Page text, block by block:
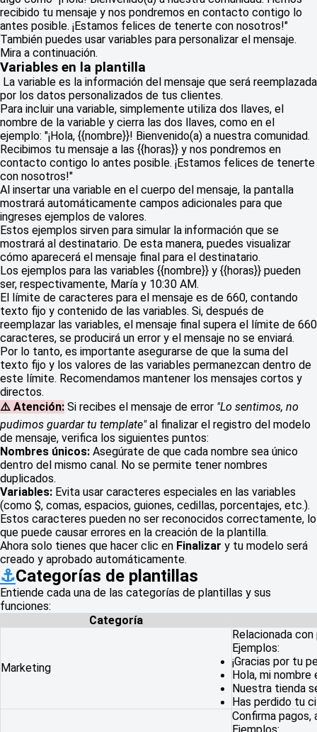
recibido tu mensaje y nos pondremos en contacto contigo lo
antes posible. ¡Estamos felices de tenerte con nosotros!"
También puedes usar variables para personalizar el mensaje.
Mira a continuación.
Variables en la plantilla
La variable es la información del mensaje que será reemplazada
por los datos personalizados de tus clientes.
Para incluir una variable, simplemente utiliza dos llaves, el
nombre de la variable y cierra las dos llaves, como en el
ejemplo: "¡Hola, {{nombre}}! Bienvenido(a) a nuestra comunidad.
Recibimos tu mensaje a las {{horas}} y nos pondremos en
contacto contigo lo antes posible. ¡Estamos felices de tenerte
con nosotros!"
Al insertar una variable en el cuerpo del mensaje, la pantalla
mostrará automáticamente campos adicionales para que
ingreses ejemplos de valores.
Estos ejemplos sirven para simular la información que se
mostrará al destinatario. De esta manera, puedes visualizar
cómo aparecerá el mensaje final para el destinatario.
Los ejemplos para las variables {{nombre}} y {{horas}} pueden
ser, respectivamente, María y 10:30 AM.
El límite de caracteres para el mensaje es de 660, contando
texto fijo y contenido de las variables. Si, después de
reemplazar las variables, el mensaje final supera el límite de 660
caracteres, se producirá un error y el mensaje no se enviará.
Por lo tanto, es importante asegurarse de que la suma del
texto fijo y los valores de las variables permanezcan dentro de
este límite. Recomendamos mantener los mensajes cortos y
directos.
⚠️ Atención: Si recibes el mensaje de error "Lo sentimos, no
pudimos guardar tu template"al finalizar el registro del modelo
de mensaje, verifica los siguientes puntos:
Nombres únicos: Asegúrate de que cada nombre sea único
dentro del mismo canal. No se permite tener nombres
duplicados.
Variables: Evita usar caracteres especiales en las variables
(como $, comas, espacios, guiones, cedillas, porcentajes, etc.).
Estos caracteres pueden no ser reconocidos correctamente, lo
que puede causar errores en la creación de la plantilla.
Ahora solo tienes que hacer clic en Finalizar y tu modelo será
creado y aprobado automáticamente.
⚓Categorías de plantillas
Entiende cada una de las categorías de plantillas y sus
funciones:
Categoría
Marketing
Relacionada
Ejemplos:
¡Gracias por tu
Hola, mi nombre
Nuestra tienda
Has perdido tu
Confirma